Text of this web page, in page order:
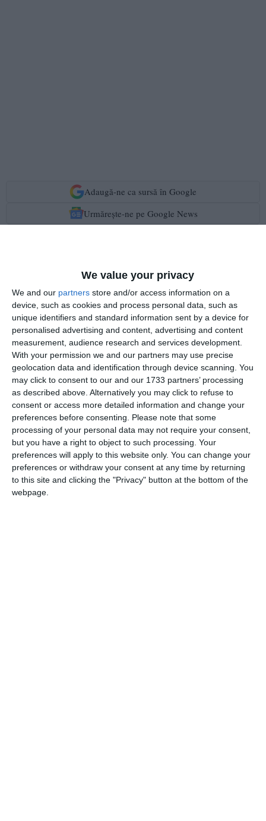
We value your privacy
We and our partners store and/or access information on a
device, such as cookies and process personal data, such as
unique identifiers and standard information sent by a device for
personalised advertising and content, advertising and content
measurement, audience research and services development.
With your permission we and our partners may use precise
geolocation data and identification through device scanning. You
may click to consent to our and our 1733 partners’ processing
as described above. Alternatively you may click to refuse to
consent or access more detailed information and change your
preferences before consenting.
Please note that some
processing of your personal data may not require your consent,
but you have a right to object to such processing. Your
preferences will apply to this website only. You can change your
preferences or withdraw your consent at any time by returning
to this site and clicking the "Privacy" button at the bottom of the
webpage.
Adaugă-ne ca sursă în Google
Urmărește-ne pe Google News
Vezi toate STIRILE VIDEO!
Ti-a placut articolul?
COMENTARII
Nume